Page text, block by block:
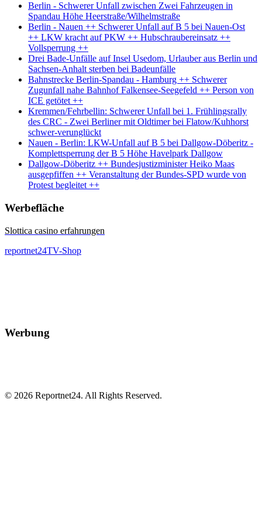
Berlin - Schwerer Unfall zwischen Zwei Fahrzeugen in
Spandau Höhe Heerstraße/Wilhelmstraße
Berlin - Nauen ++ Schwerer Unfall auf B 5 bei Nauen-Ost
++ LKW kracht auf PKW ++ Hubschraubereinsatz ++
Vollsperrung ++
Drei Bade-Unfälle auf Insel Usedom, Urlauber aus Berlin und
Sachsen-Anhalt sterben bei Badeunfälle
Bahnstrecke Berlin-Spandau - Hamburg ++ Schwerer
Zugunfall nahe Bahnhof Falkensee-Seegefeld ++ Person von
ICE getötet ++
Kremmen/Fehrbellin: Schwerer Unfall bei 1. Frühlingsrally
des CRC - Zwei Berliner mit Oldtimer bei Flatow/Kuhhorst
schwer-verunglückt
Nauen - Berlin: LKW-Unfall auf B 5 bei Dallgow-Döberitz -
Komplettsperrung der B 5 Höhe Havelpark Dallgow
Dallgow-Döberitz ++ Bundesjustizminister Heiko Maas
ausgepfiffen ++ Veranstaltung der Bundes-SPD wurde von
Protest begleitet ++
Werbefläche
Slottica casino erfahrungen
reportnet24TV-Shop
Werbung
© 2026 Reportnet24. All Rights Reserved.